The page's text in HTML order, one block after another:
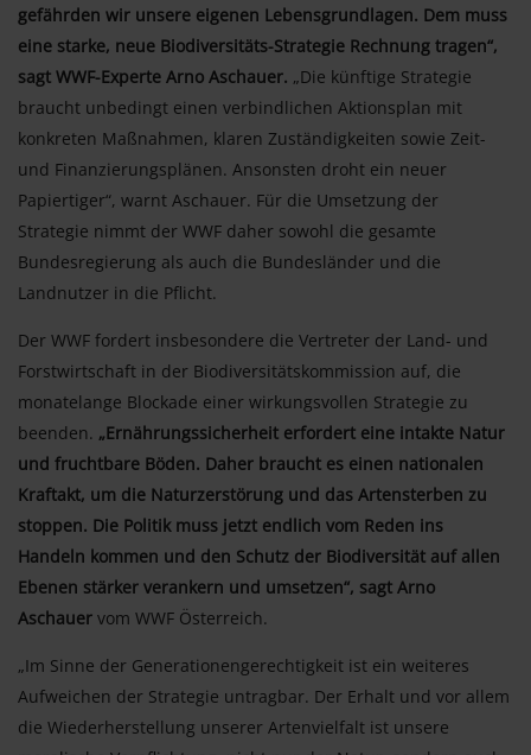
gefährden wir unsere eigenen Lebensgrundlagen. Dem muss
eine starke, neue Biodiversitäts-Strategie Rechnung tragen“,
sagt WWF-Experte Arno Aschauer. „Die künftige Strategie
braucht unbedingt einen verbindlichen Aktionsplan mit
konkreten Maßnahmen, klaren Zuständigkeiten sowie Zeit-
und Finanzierungsplänen. Ansonsten droht ein neuer
Papiertiger“, warnt Aschauer. Für die Umsetzung der
Strategie nimmt der WWF daher sowohl die gesamte
Bundesregierung als auch die Bundesländer und die
Landnutzer in die Pflicht.
Der WWF fordert insbesondere die Vertreter der Land- und
Forstwirtschaft in der Biodiversitätskommission auf, die
monatelange Blockade einer wirkungsvollen Strategie zu
beenden. „Ernährungssicherheit erfordert eine intakte Natur
und fruchtbare Böden. Daher braucht es einen nationalen
Kraftakt, um die Naturzerstörung und das Artensterben zu
stoppen. Die Politik muss jetzt endlich vom Reden ins
Handeln kommen und den Schutz der Biodiversität auf allen
Ebenen stärker verankern und umsetzen“, sagt Arno
Aschauer vom WWF Österreich.
„Im Sinne der Generationengerechtigkeit ist ein weiteres
Aufweichen der Strategie untragbar. Der Erhalt und vor allem
die Wiederherstellung unserer Artenvielfalt ist unsere